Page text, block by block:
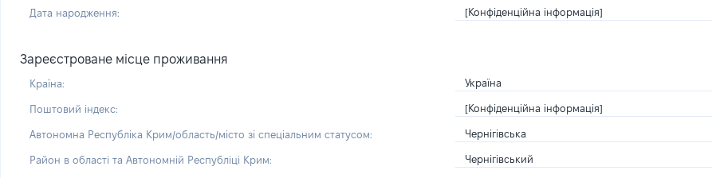
Дата народження: [Конфіденційна інформація]
Зареєстроване місце проживання
Країна: Україна
Поштовий індекс: [Конфіденційна інформація]
Автономна Республіка Крим/область/місто зі спеціальним статусом: Чернігівська
Район в області та Автономній Республіці Крим: Чернігівський